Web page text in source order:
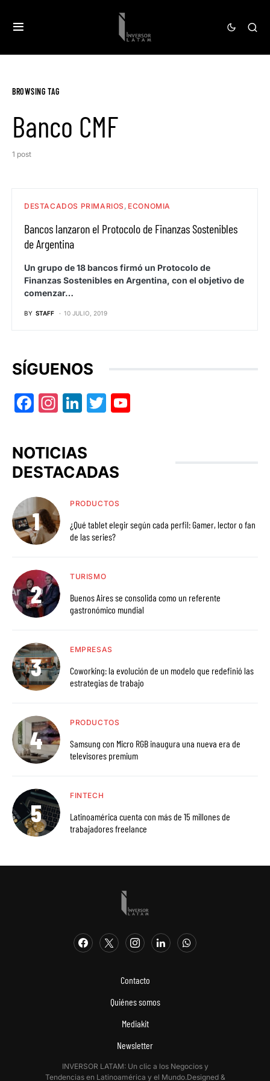
BROWSING TAG
Banco CMF
1 post
DESTACADOS PRIMARIOS ECONOMIA
Bancos lanzaron el Protocolo de Finanzas Sostenibles
de Argentina
Un grupo de 18 bancos firmó un Protocolo de
Finanzas Sostenibles en Argentina, con el objetivo de
comenzar…
BY STAFF 10 JULIO, 2019
SÍGUENOS
Facebook
Instagram
LinkedIn
Twitter
NOTICIAS
DESTACADAS
PRODUCTOS
¿Qué tablet elegir según cada perfil: Gamer, lector o fan
de las series?
TURISMO
Buenos Aires se consolida como un referente
gastronómico mundial
EMPRESAS
Coworking: la evolución de un modelo que redefinió las
estrategias de trabajo
PRODUCTOS
Samsung con Micro RGB inaugura una nueva era de
televisores premium
FINTECH
Latinoamérica cuenta con más de 15 millones de
trabajadores freelance
Contacto
Quiénes somos
Mediakit
Newsletter
INVERSOR LATAM: Un clic a los Negocios y
Tendencias en Latinoamérica y el Mundo.Designed &